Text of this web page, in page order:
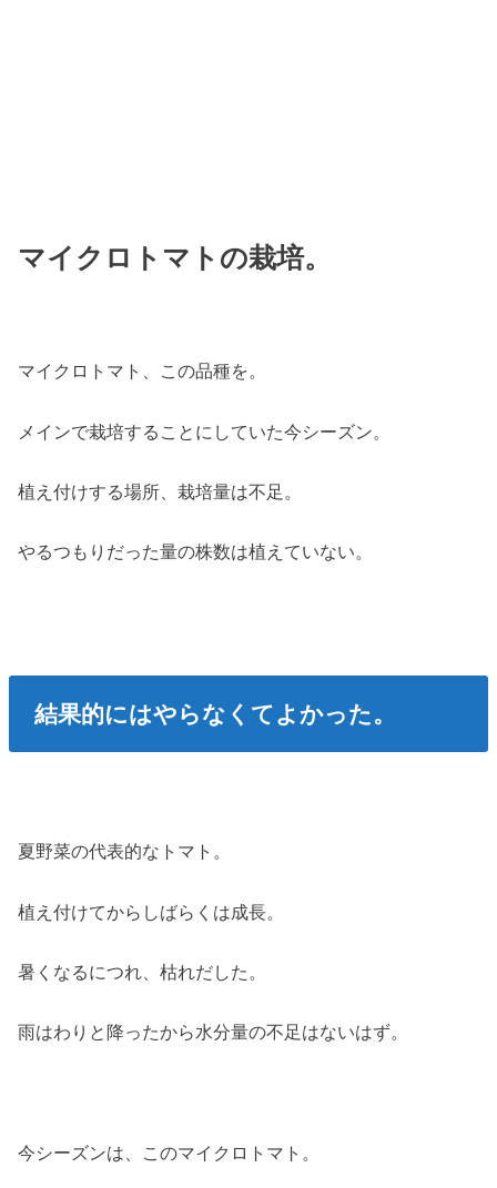
マイクロトマトの栽培。
マイクロトマト、この品種を。
メインで栽培することにしていた今シーズン。
植え付けする場所、栽培量は不足。
やるつもりだった量の株数は植えていない。
結果的にはやらなくてよかった。
夏野菜の代表的なトマト。
植え付けてからしばらくは成長。
暑くなるにつれ、枯れだした。
雨はわりと降ったから水分量の不足はないはず。
今シーズンは、このマイクロトマト。